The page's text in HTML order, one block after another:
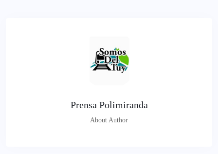
Prensa Polimiranda
About Author